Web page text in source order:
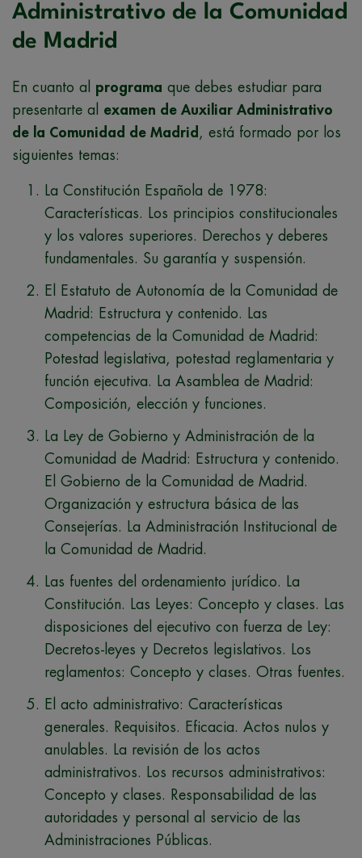
Administrativo de la Comunidad
de Madrid
En cuanto al programa que debes estudiar para
presentarte al examen de Auxiliar Administrativo
de la Comunidad de Madrid , está formado por los
siguientes temas:
La Constitución Española de 1978:
Características. Los principios constitucionales
y los valores superiores. Derechos y deberes
fundamentales. Su garantía y suspensión.
El Estatuto de Autonomía de la Comunidad de
Madrid: Estructura y contenido. Las
competencias de la Comunidad de Madrid:
Potestad legislativa, potestad reglamentaria y
función ejecutiva. La Asamblea de Madrid:
Composición, elección y funciones.
La Ley de Gobierno y Administración de la
Comunidad de Madrid: Estructura y contenido.
El Gobierno de la Comunidad de Madrid.
Organización y estructura básica de las
Consejerías. La Administración Institucional de
la Comunidad de Madrid.
Las fuentes del ordenamiento jurídico. La
Constitución. Las Leyes: Concepto y clases. Las
disposiciones del ejecutivo con fuerza de Ley:
Decretos-leyes y Decretos legislativos. Los
reglamentos: Concepto y clases. Otras fuentes.
El acto administrativo: Características
generales. Requisitos. Eficacia. Actos nulos y
anulables. La revisión de los actos
administrativos. Los recursos administrativos:
Concepto y clases. Responsabilidad de las
autoridades y personal al servicio de las
Administraciones Públicas.